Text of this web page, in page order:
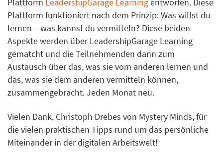
Plattform LeadershipGarage Learningentworfen. Diese
Plattform funktioniert nach dem Prinzip: Was willst du
lernen – was kannst du vermitteln? Diese beiden
Aspekte werden über LeadershipGarage Learning
gematcht und die Teilnehmenden dann zum
Austausch über das, was sie vom anderen lernen und
das, was sie dem anderen vermitteln können,
zusammengebracht. Jeden Monat neu.
Vielen Dank, Christoph Drebes von Mystery Minds, für
die vielen praktischen Tipps rund um das persönliche
Miteinander in der digitalen Arbeitswelt!